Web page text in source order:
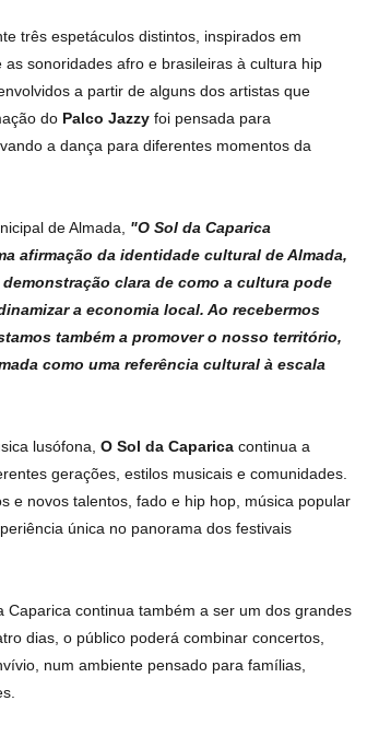
três espetáculos distintos, inspirados em
sonoridades afro e brasileiras à cultura hip
a partir de alguns dos artistas que
do Palco Jazzyfoi pensada para
a dança para diferentes momentos da
de Almada, "O Sol da Caparica
afirmação da identidade cultural de Almada,
clara de como a cultura pode
a economia local. Ao recebermos
também a promover o nosso território,
como uma referência cultural à escala
lusófona, O Sol da Caparica continua a
gerações, estilos musicais e comunidades.
e novos talentos, fado e hip hop, música popular
única no panorama dos festivais
continua também a ser um dos grandes
dias, o público poderá combinar concertos,
num ambiente pensado para famílias,